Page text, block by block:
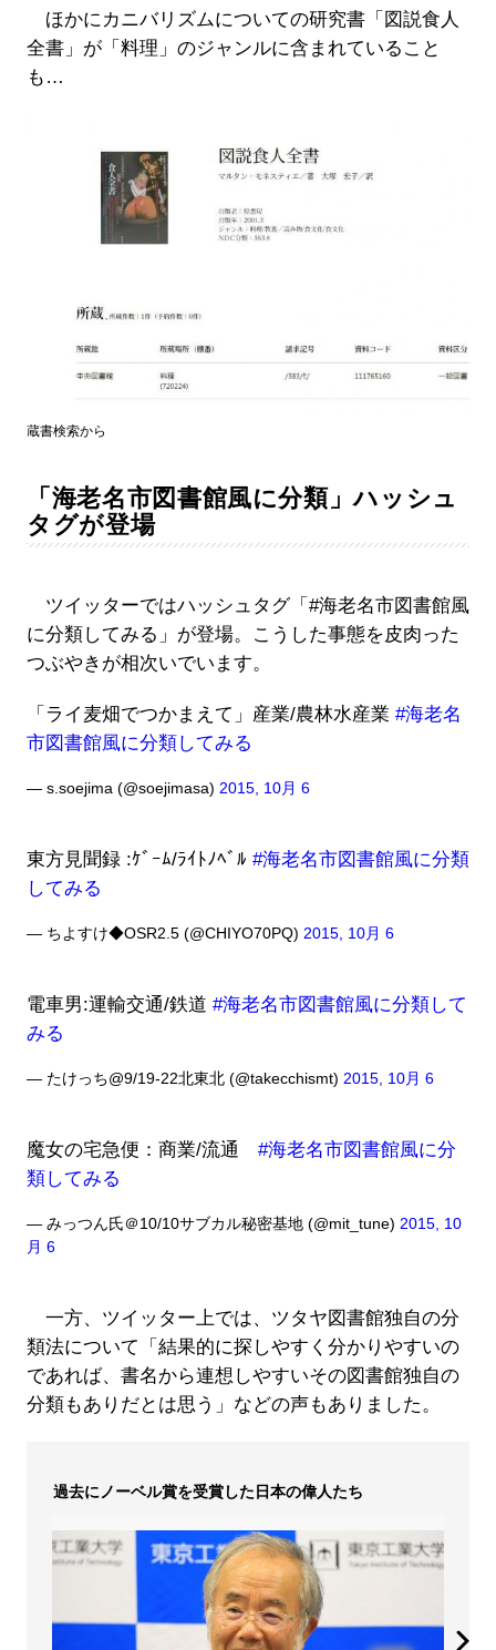
ほかにカニバリズムについての研究書「図説食人
全書」が「料理」のジャンルに含まれていること
も…
蔵書検索から
「海老名市図書館風に分類」ハッシュ
タグが登場
ツイッターではハッシュタグ「#海老名市図書館風
に分類してみる」が登場。こうした事態を皮肉った
つぶやきが相次いでいます。
「ライ麦畑でつかまえて」産業/農林水産業 #海老名
市図書館風に分類してみる
— s.soejima (@soejimasa) 2015, 10月 6
東方見聞録 :ｹﾞｰﾑ/ﾗｲﾄﾉﾍﾞﾙ #海老名市図書館風に分類
してみる
— ちよすけ◆OSR2.5 (@CHIYO70PQ) 2015, 10月 6
電車男:運輸交通/鉄道 #海老名市図書館風に分類して
みる
— たけっち@9/19-22北東北 (@takecchismt) 2015, 10月 6
魔女の宅急便：商業/流通 #海老名市図書館風に分
類してみる
— みっつん氏＠10/10サブカル秘密基地 (@mit_tune) 2015, 10
月 6
一方、ツイッター上では、ツタヤ図書館独自の分
類法について「結果的に探しやすく分かりやすいの
であれば、書名から連想しやすいその図書館独自の
分類もありだとは思う」などの声もありました。
過去にノーベル賞を受賞した日本の偉人たち